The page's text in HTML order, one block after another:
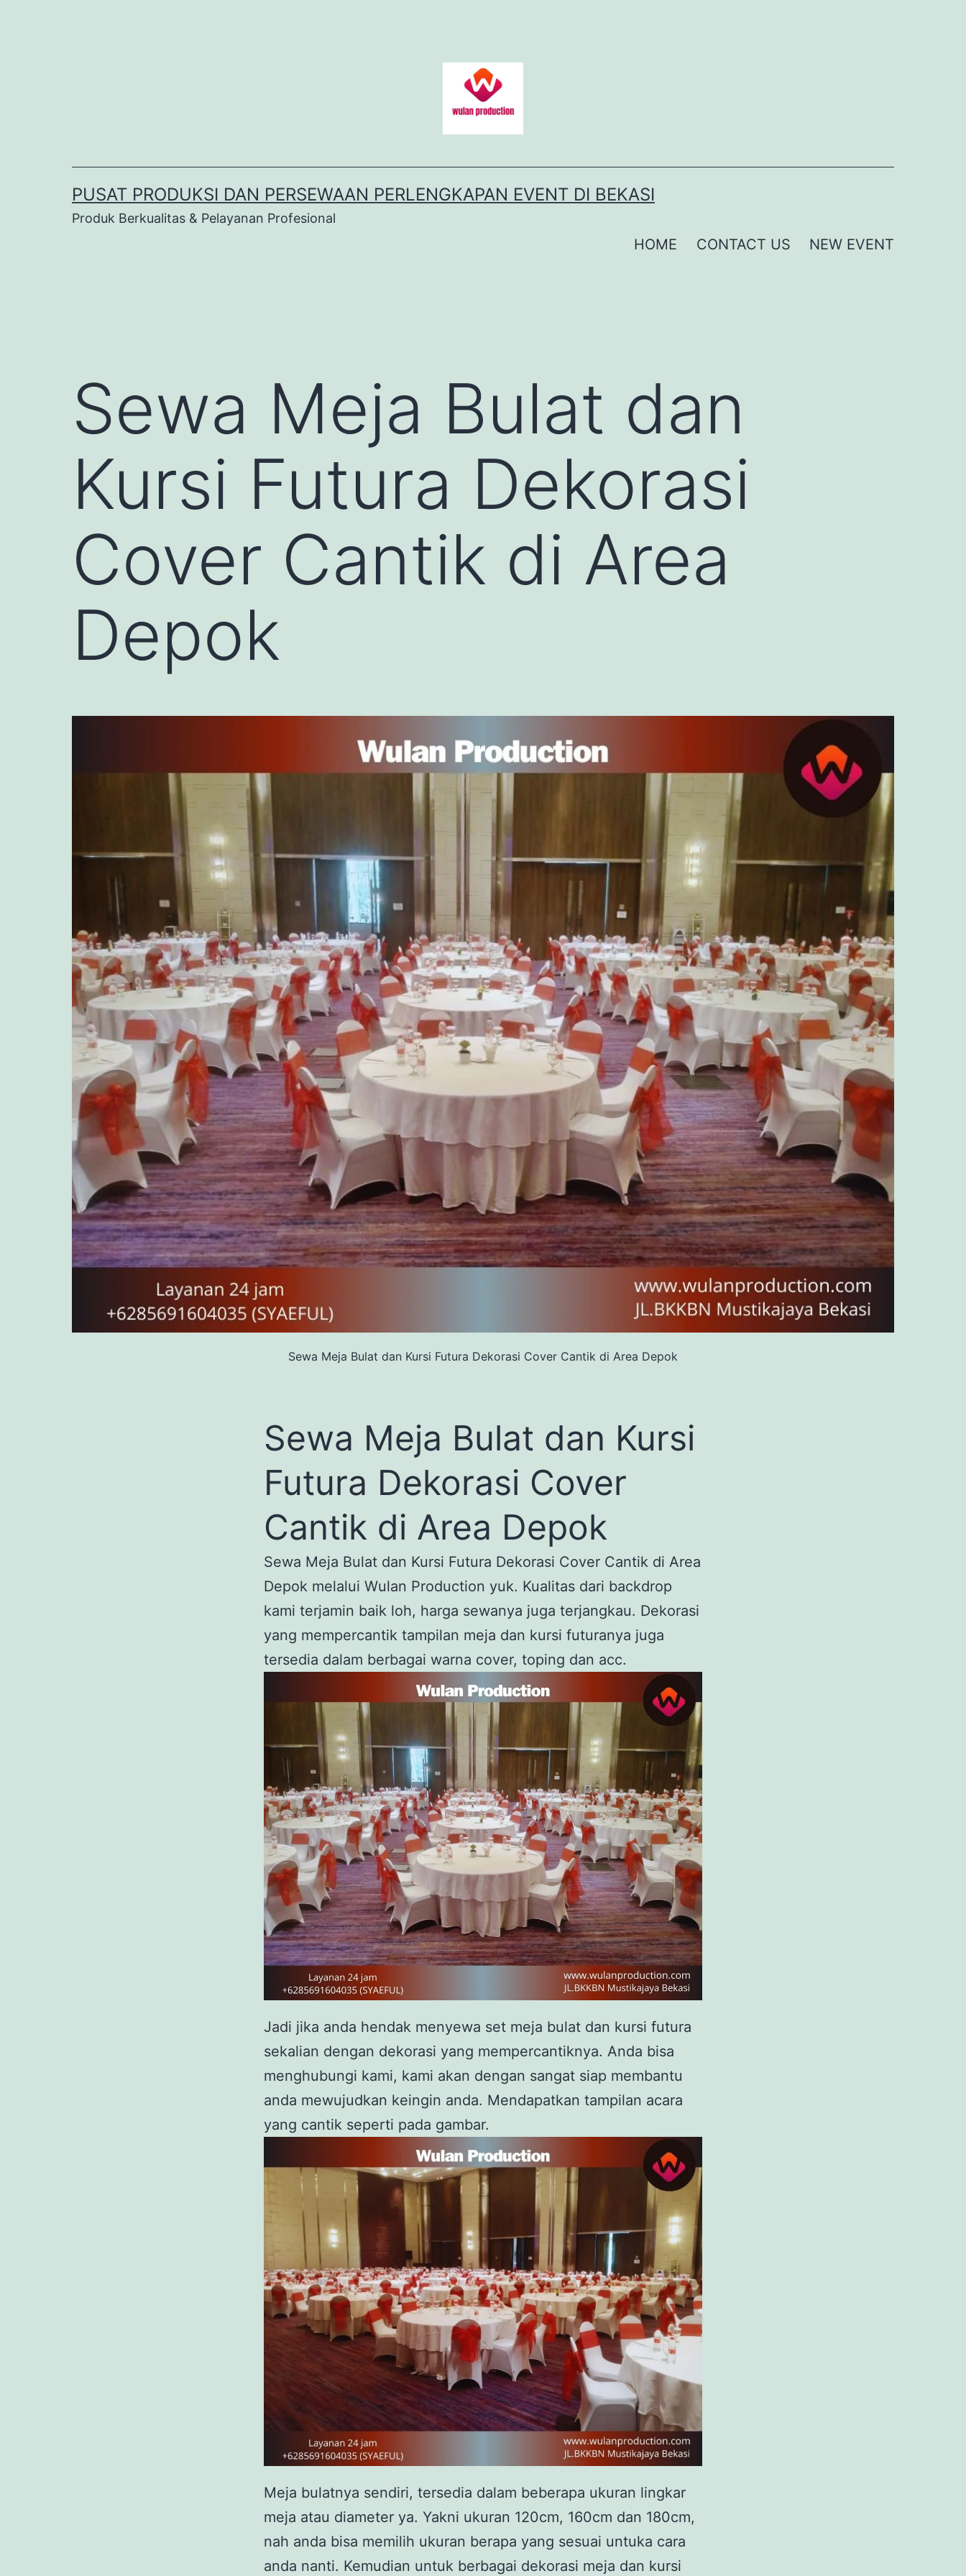
PUSAT PRODUKSI DAN PERSEWAAN PERLENGKAPAN EVENT DI BEKASI
Produk Berkualitas & Pelayanan Profesional
HOME CONTACT US NEW EVENT
Sewa Meja Bulat dan
Kursi Futura Dekorasi
Cover Cantik di Area
Depok
Sewa Meja Bulat dan Kursi Futura Dekorasi Cover Cantik di Area Depok
Sewa Meja Bulat dan Kursi
Futura Dekorasi Cover
Cantik di Area Depok
Sewa Meja Bulat dan Kursi Futura Dekorasi Cover Cantik di Area
Depok melalui Wulan Production yuk. Kualitas dari backdrop
kami terjamin baik loh, harga sewanya juga terjangkau. Dekorasi
yang mempercantik tampilan meja dan kursi futuranya juga
tersedia dalam berbagai warna cover, toping dan acc.
Jadi jika anda hendak menyewa set meja bulat dan kursi futura
sekalian dengan dekorasi yang mempercantiknya. Anda bisa
menghubungi kami, kami akan dengan sangat siap membantu
anda mewujudkan keingin anda. Mendapatkan tampilan acara
yang cantik seperti pada gambar.
Meja bulatnya sendiri, tersedia dalam beberapa ukuran lingkar
meja atau diameter ya. Yakni ukuran 120cm, 160cm dan 180cm,
nah anda bisa memilih ukuran berapa yang sesuai untuka cara
anda nanti. Kemudian untuk berbagai dekorasi meja dan kursi